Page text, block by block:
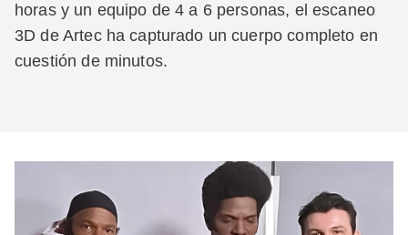
horas y un equipo de 4 a 6 personas, el escaneo
3D de Artec ha capturado un cuerpo completo en
cuestión de minutos.